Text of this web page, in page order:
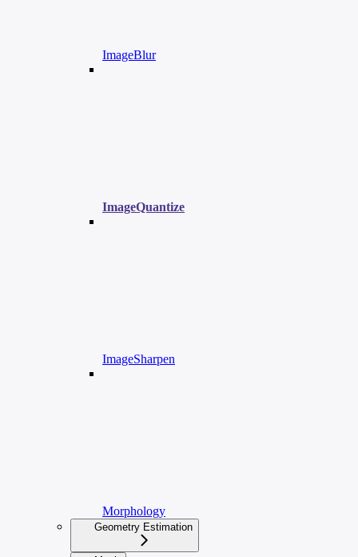
ImageBlur
ImageQuantize
ImageSharpen
Morphology
Geometry Estimation